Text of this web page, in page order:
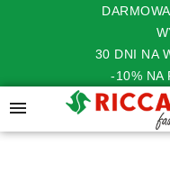
30 DNI NA
-10% NA
